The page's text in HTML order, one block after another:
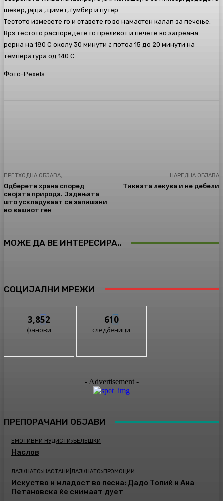
шеќер, јајца , цимет, ѓумбир и путер.
Тестото измесете го и ставете го во намастен калап за печење.
Врз тестото распоредете го преливот и печете во загреана
рерна на 180 С околу 30 минути а потоа 15 до 20 минути на
температура од 140 С.
Фото-Pexels
ПРЕТХОДНА ОБЈАВА,
Одберете храна според
својата природа. Јадењата
што ускладуваат се запишани
во вашиот ген
НАРЕДНА ОБЈАВА
Тиквата лекува и не дебели
МОЖЕ ДА ВЕ ИНТЕРЕСИРА..
СОЦИЈАЛНИ МРЕЖИ
3,852
фанови
610
следбеници
- Advertisement -
ПРЕПОРАЧАНИ ОБЈАВИ
ЕМОТИВНИ НУДИСТИ>БЕЛЕШКИ
Наслов
ЛАЈКНАТО>НАСТАНИ|ЛАЈКНАТО>ПРОМОЦИИ
Искуство и младост во песна: Дадо Топиќ и Ана
Петановска ќе снимаат дует